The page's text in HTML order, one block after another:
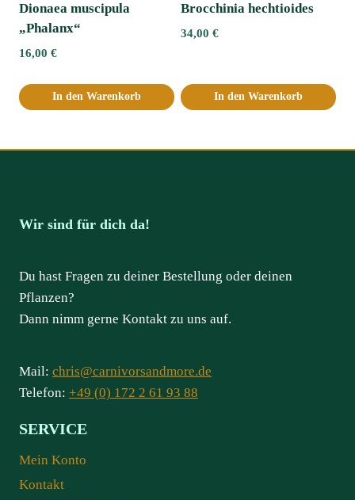
Dionaea muscipula
„Phalanx“
16,00 €
In den Warenkorb
Brocchinia hechtioides
34,00 €
In den Warenkorb
Wir sind für dich da!
Du hast Fragen zu deiner Bestellung oder deinen
Pflanzen?
Dann nimm gerne Kontakt zu uns auf.
Mail: chris@carnivorsandmore.de
Telefon: +49 (0) 172 2 61 93 88
SERVICE
Mein Konto
Kontakt